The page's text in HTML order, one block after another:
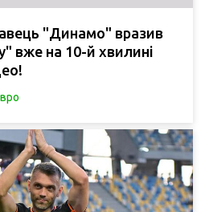
"Динамо" вразив
вже на 10-й хвилині